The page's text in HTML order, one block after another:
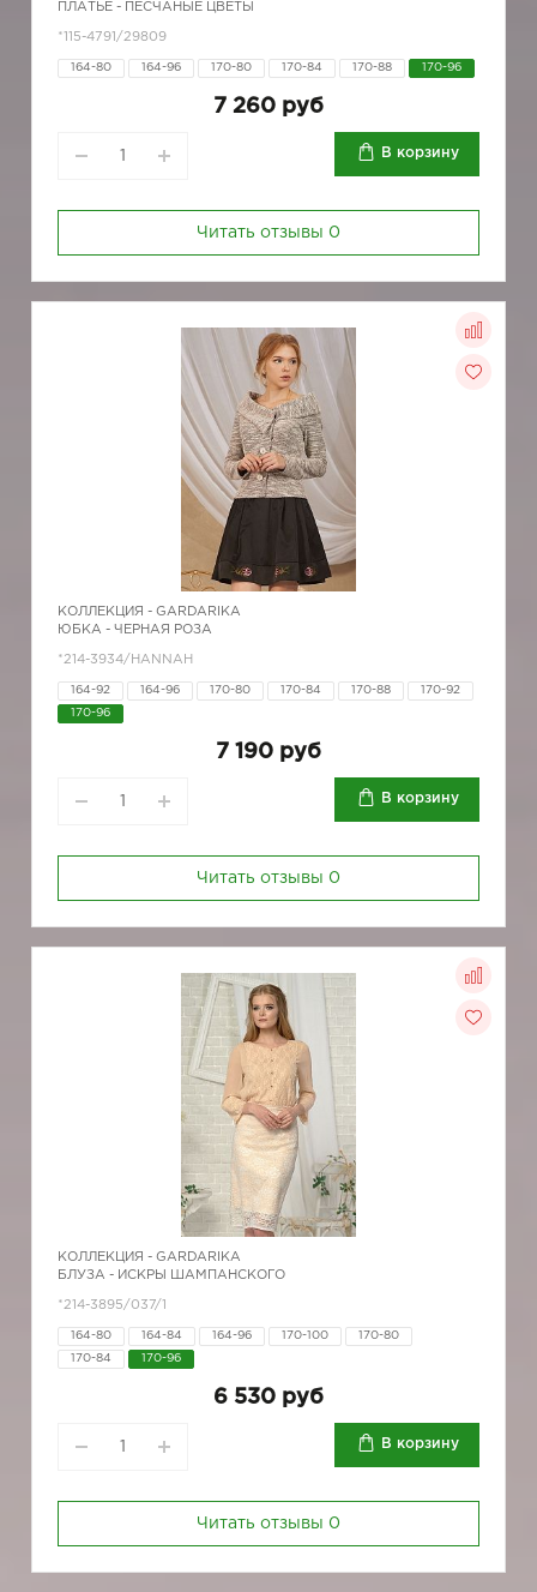
ПЛАТЬЕ - ПЕСЧАНЫЕ ЦВЕТЫ
*115-4791/29809
164-80 164-96 170-80 170-84 170-88 170-96
7 260 руб
В корзину
Читать отзывы 0
КОЛЛЕКЦИЯ - GARDARIKA
ЮБКА - ЧЕРНАЯ РОЗА
*214-3934/HANNAH
164-92 164-96 170-80 170-84 170-88 170-92
170-96
7 190 руб
В корзину
Читать отзывы 0
КОЛЛЕКЦИЯ - GARDARIKA
БЛУЗА - ИСКРЫ ШАМПАНСКОГО
*214-3895/037/1
164-80 164-84 164-96 170-100 170-80
170-84 170-96
6 530 руб
В корзину
Читать отзывы 0